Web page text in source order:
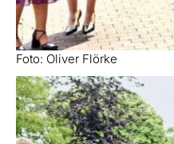
Foto: Oliver Flörke